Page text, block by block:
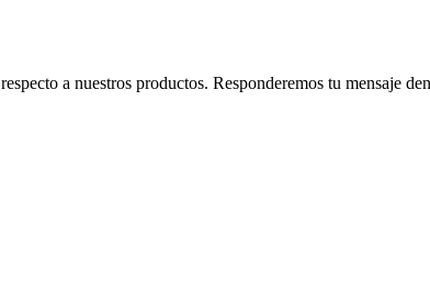
a nuestros productos. Responderemos tu mensaje